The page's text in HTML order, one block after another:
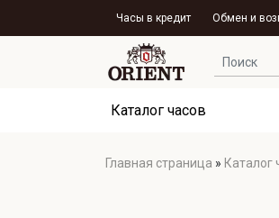
Часы в кредит Обмен и
Каталог часов
Главная страница » Каталог